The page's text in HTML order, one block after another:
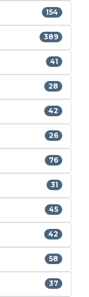
154
389
41
28
42
26
76
31
45
42
58
37